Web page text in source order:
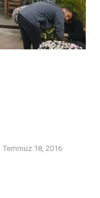
Temmuz 18, 2016